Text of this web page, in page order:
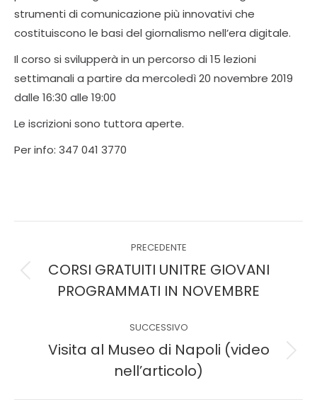
strumenti di comunicazione più innovativi che
costituiscono le basi del giornalismo nell’era digitale.
Il corso si svilupperà in un percorso di 15 lezioni
settimanali a partire da mercoledì 20 novembre 2019
dalle 16:30 alle 19:00
Le iscrizioni sono tuttora aperte.
Per info: 347 041 3770
PRECEDENTE
CORSI GRATUITI UNITRE GIOVANI
PROGRAMMATI IN NOVEMBRE
SUCCESSIVO
Visita al Museo di Napoli (video
nell’articolo)